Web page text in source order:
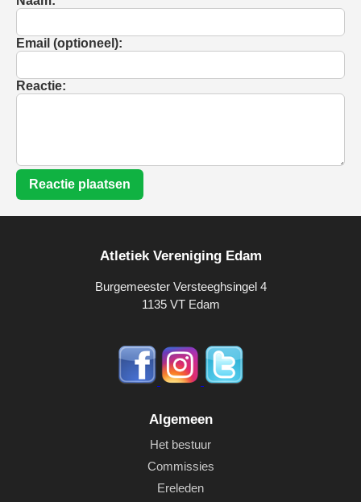
Email (optioneel):
Reactie:
Reactie plaatsen
Atletiek Vereniging Edam
Burgemeester Versteeghsingel 4
1135 VT Edam
Algemeen
Het bestuur
Commissies
Ereleden